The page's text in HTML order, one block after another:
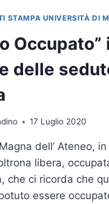
STAMPA UNIVERSITÀ DI
delle
17 Luglio 2020
dell’ Ateneo,
libera,
che ci ricorda che
essere